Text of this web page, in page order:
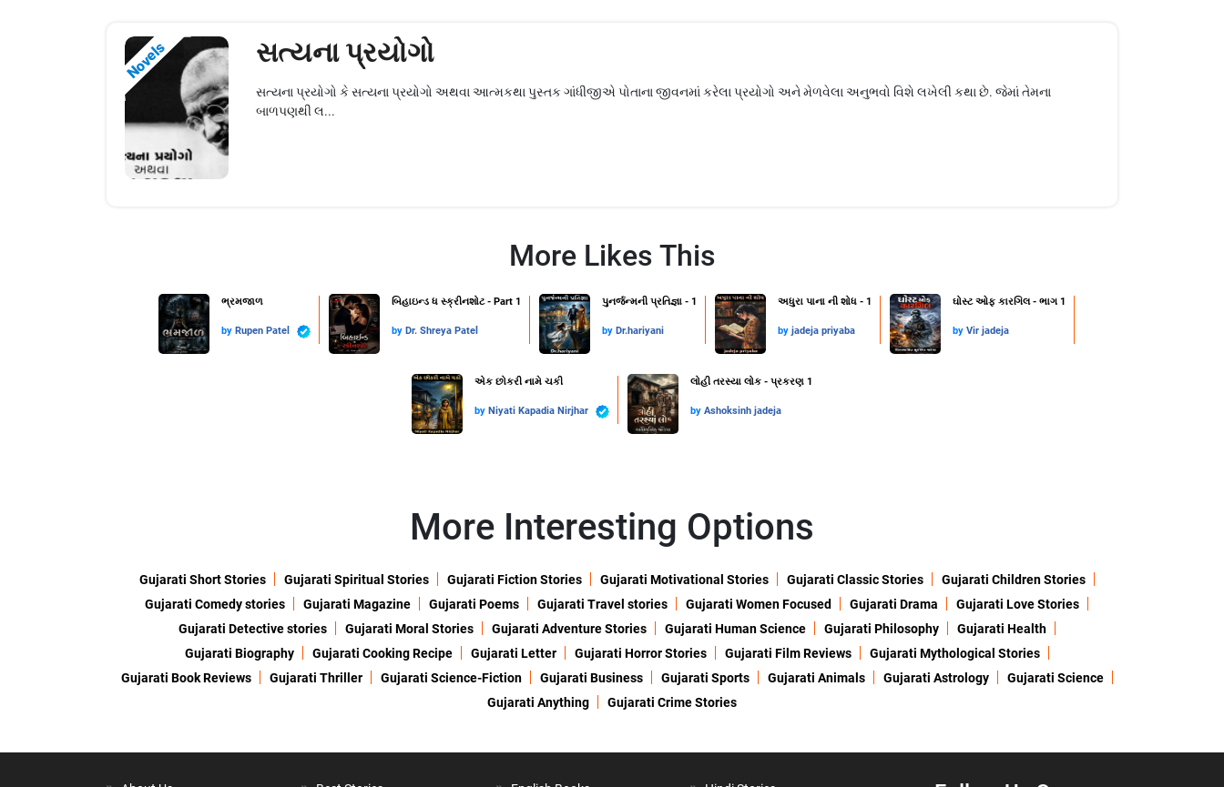
Novels સત્યના પ્રયોગો
સત્યના પ્રયોગો કે સત્યના પ્રયોગો અથવા આત્મકથા પુસ્તક ગાંધીજીએ પોતાના જીવનમાં કરેલા પ્રયોગો અને મેળવેલા અનુભવો વિશે લખેલી કથા છે. જેમાં તેમના
બાળપણથી લ...
More Likes This
ભ્રમજાળ
by Rupen Patel
બિહાઇન્ડ ધ સ્ક્રીનશોટ - Part 1
by Dr. Shreya Patel
પુનર્જન્મની પ્રતિજ્ઞા - 1
by Dr.hariyani
અધુરા પાના ની શોધ - 1
by jadeja priyaba
ઘોસ્ટ ઓફ કારગિલ - ભાગ 1
by Vir jadeja
એક છોકરી નામે ચકી
by Niyati Kapadia Nirjhar
લોહી તરસ્યા લોક - પ્રકરણ 1
by Ashoksinh jadeja
More Interesting Options
Gujarati Short Stories Gujarati Spiritual Stories Gujarati Fiction Stories Gujarati Motivational Stories Gujarati Classic Stories
Gujarati Children Stories
Gujarati Comedy stories
Gujarati Magazine Gujarati Poems Gujarati Travel stories Gujarati Women Focused Gujarati Drama
Gujarati Love Stories
Gujarati Detective stories
Gujarati Moral Stories Gujarati Adventure Stories Gujarati Human Science Gujarati Philosophy
Gujarati Health
Gujarati Biography
Gujarati Cooking Recipe Gujarati Letter Gujarati Horror Stories Gujarati Film Reviews
Gujarati Mythological Stories
Gujarati Book Reviews
Gujarati Thriller Gujarati Science-Fiction Gujarati Business Gujarati Sports Gujarati Animals Gujarati Astrology
Gujarati Science
Gujarati Anything
Gujarati Crime Stories